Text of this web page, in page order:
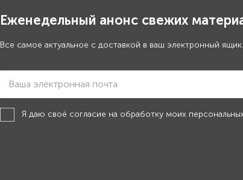
Еженедельный анонс свежих
Все самое актуальное с доставкой в ваш электронный ящик.
Я даю своё согласие на обработку моих